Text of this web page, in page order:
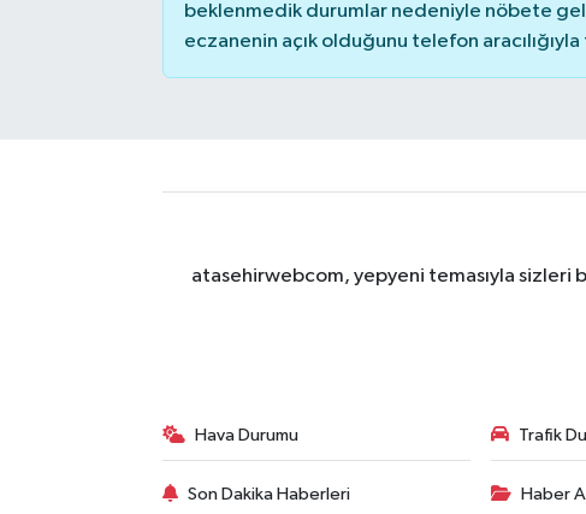
beklenmedik durumlar nedeniyle nöbete
eczanenin açık olduğunu telefon
atasehirwebcom, yepyeni temasıyla sizleri
Hava Durumu Trafik
Son Dakika Haberleri Haber